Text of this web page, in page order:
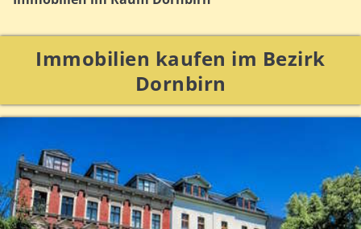
Immobilien kaufen im Bezirk
Dornbirn